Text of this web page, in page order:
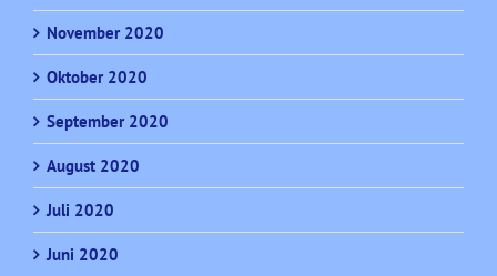
November 2020
Oktober 2020
September 2020
August 2020
Juli 2020
Juni 2020